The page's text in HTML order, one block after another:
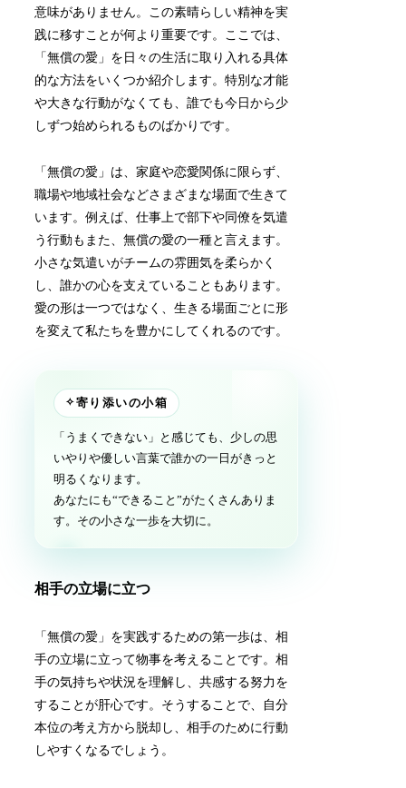
意味がありません。この素晴らしい精神を実
践に移すことが何より重要です。ここでは、
「無償の愛」を日々の生活に取り入れる具体
的な方法をいくつか紹介します。特別な才能
や大きな行動がなくても、誰でも今日から少
しずつ始められるものばかりです。
「無償の愛」は、家庭や恋愛関係に限らず、
職場や地域社会などさまざまな場面で生きて
います。例えば、仕事上で部下や同僚を気遣
う行動もまた、無償の愛の一種と言えます。
小さな気遣いがチームの雰囲気を柔らかく
し、誰かの心を支えていることもあります。
愛の形は一つではなく、生きる場面ごとに形
を変えて私たちを豊かにしてくれるのです。
✧寄り添いの小箱
「うまくできない」と感じても、少しの思
いやりや優しい言葉で誰かの一日がきっと
明るくなります。
あなたにも“できること”がたくさんありま
す。その小さな一歩を大切に。
相手の立場に立つ
「無償の愛」を実践するための第一歩は、相
手の立場に立って物事を考えることです。相
手の気持ちや状況を理解し、共感する努力を
することが肝心です。そうすることで、自分
本位の考え方から脱却し、相手のために行動
しやすくなるでしょう。